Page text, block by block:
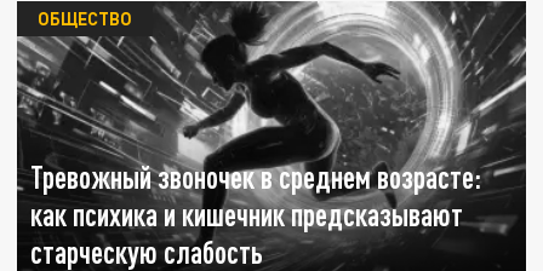
Тревожный звоночек в среднем возрасте:
как психика и кишечник предсказывают
старческую слабость
ОБЩЕСТВО